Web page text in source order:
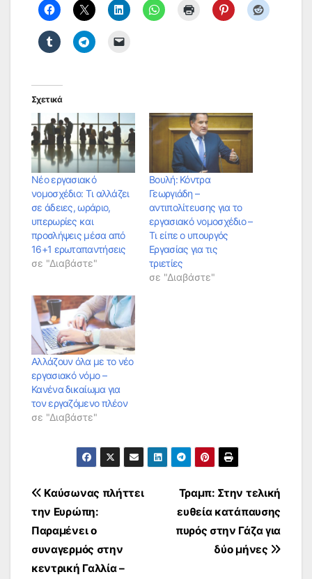
Σχετικά
Νέο εργασιακό
νομοσχέδιο: Τι αλλάζει
σε άδειες, ωράριο,
υπερωρίες και
προσλήψεις μέσα από
16+1 ερωταπαντήσεις
σε "Διαβάστε"
Βουλή: Κόντρα
Γεωργιάδη –
αντιπολίτευσης για το
εργασιακό νομοσχέδιο –
Τι είπε ο υπουργός
Εργασίας για τις
τριετίες
σε "Διαβάστε"
Αλλάζουν όλα με το νέο
εργασιακό νόμο –
Κανένα δικαίωμα για
τον εργαζόμενο πλέον
σε "Διαβάστε"
Πλοήγηση
άρθρων
Τραμπ: Στην τελική
ευθεία κατάπαυσης
πυρός στην Γάζα για
δύο μήνες
Καύσωνας πλήττει
την Ευρώπη:
Παραμένει ο
συναγερμός στην
κεντρική Γαλλία –